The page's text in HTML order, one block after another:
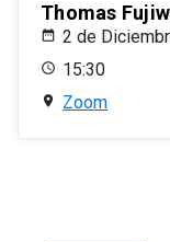
Thomas
2 de
15:30
Zoom